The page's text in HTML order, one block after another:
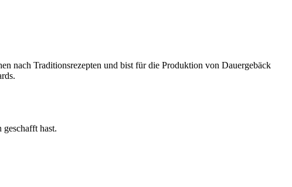
nach Traditionsrezepten und bist für die Produktion von Dauergebäck
hast.